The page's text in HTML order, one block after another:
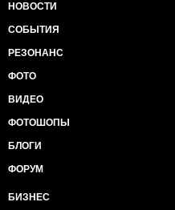
НОВОСТИ
СОБЫТИЯ
РЕЗОНАНС
ФОТО
ВИДЕО
ФОТОШОПЫ
БЛОГИ
ФОРУМ
БИЗНЕС